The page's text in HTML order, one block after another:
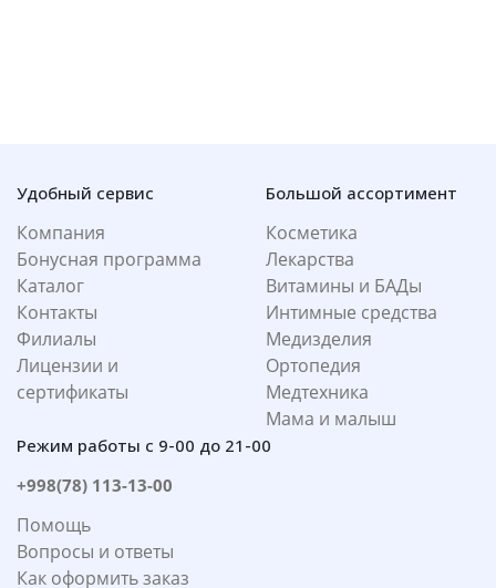
Удобный сервис
Компания
Бонусная программа
Каталог
Контакты
Филиалы
Лицензии и
сертификаты
Большой ассортимент
Косметика
Лекарства
Витамины и БАДы
Интимные средства
Медизделия
Ортопедия
Медтехника
Мама и малыш
Режим работы с 9-00 до 21-00
+998(78) 113-13-00
Помощь
Вопросы и ответы
Как оформить заказ